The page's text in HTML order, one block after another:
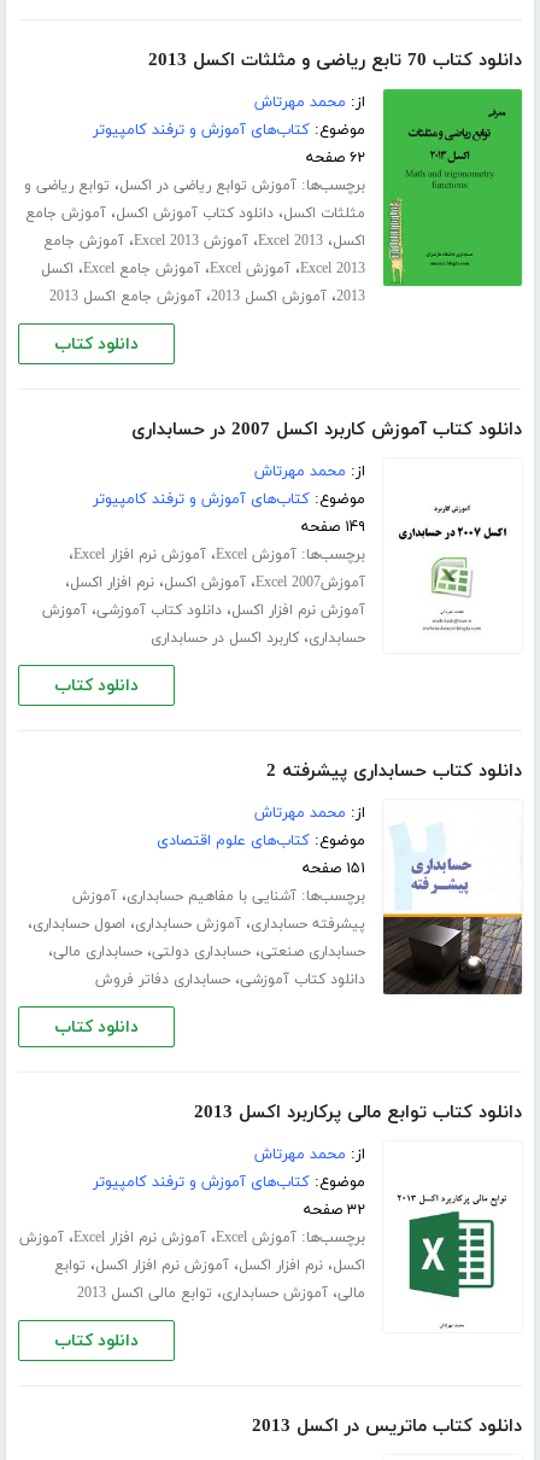
دانلود کتاب 70 تابع ریاضی و مثلثات اکسل 2013
از: محمد مهرتاش
موضوع:کتاب‌های آموزش و ترفند کامپیوتر
۶۲ صفحه
برچسب‌ها:آموزش توابع ریاضی در اکسل، توابع ریاضی و
مثلثات اکسل،دانلود کتاب آموزش اکسل،آموزش جامع
اکسل،Excel 2013،آموزش Excel 2013 ،آموزش جامع
Excel 2013،آموزش Excel ،آموزش جامع Excel ، اکسل
2013،آموزش اکسل 2013 ،آموزش جامع اکسل 2013
دانلود کتاب
دانلود کتاب آموزش کاربرد اکسل 2007 در حسابداری
از: محمد مهرتاش
موضوع:کتاب‌های آموزش و ترفند کامپیوتر
۱۴۹ صفحه
برچسب‌ها:آموزش Excel ،آموزش نرم افزار Excel ،
آموزشExcel 2007 ،آموزش اکسل،نرم افزار اکسل،
آموزش نرم افزار اکسل،دانلود کتاب آموزشی،آموزش
حسابداری،کاربرد اکسل در حسابداری
دانلود کتاب
دانلود کتاب حسابداری پیشرفته 2
از: محمد مهرتاش
موضوع:کتاب‌های علوم اقتصادی
۱۵۱ صفحه
برچسب‌ها:آشنایی با مفاهیم حسابداری،آموزش
پیشرفته حسابداری،آموزش حسابداری، اصول حسابداری،
حسابداری صنعتی،حسابداری دولتی،حسابداری مالی،
دانلود کتاب آموزشی،حسابداری دفاتر فروش
دانلود کتاب
دانلود کتاب توابع مالی پرکاربرد اکسل 2013
از: محمد مهرتاش
موضوع:کتاب‌های آموزش و ترفند کامپیوتر
۳۲ صفحه
برچسب‌ها:آموزش Excel ،آموزش نرم افزار Excel ،آموزش
اکسل،نرم افزار اکسل،آموزش نرم افزار اکسل، توابع
مالی،آموزش حسابداری، توابع مالی اکسل 2013
دانلود کتاب
دانلود کتاب ماتریس در اکسل 2013